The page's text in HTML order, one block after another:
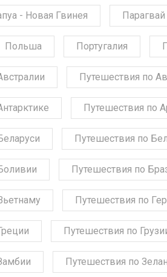
- Новая Гвинея Парагвай
Польша Португалия
Путешествия по
Путешествия по
Путешествия по
Путешествия по
Путешествия по
Путешествия по
Путешествия по